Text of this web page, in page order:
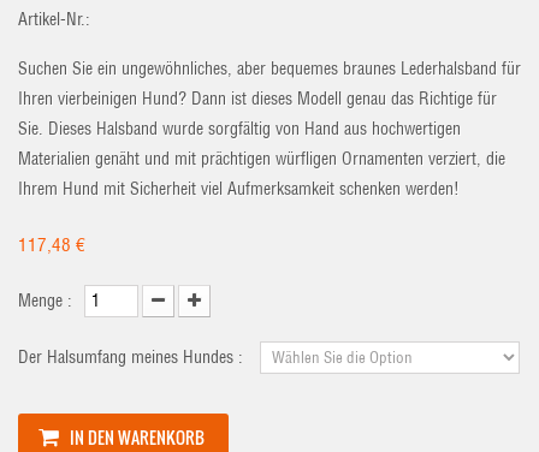
Artikel-Nr.:
Suchen Sie ein ungewöhnliches, aber bequemes braunes Lederhalsband für
Ihren vierbeinigen Hund? Dann ist dieses Modell genau das Richtige für
Sie. Dieses Halsband wurde sorgfältig von Hand aus hochwertigen
Materialien genäht und mit prächtigen würfligen Ornamenten verziert, die
Ihrem Hund mit Sicherheit viel Aufmerksamkeit schenken werden!
117,48 €
Menge :
Der Halsumfang meines Hundes :
IN DEN WARENKORB